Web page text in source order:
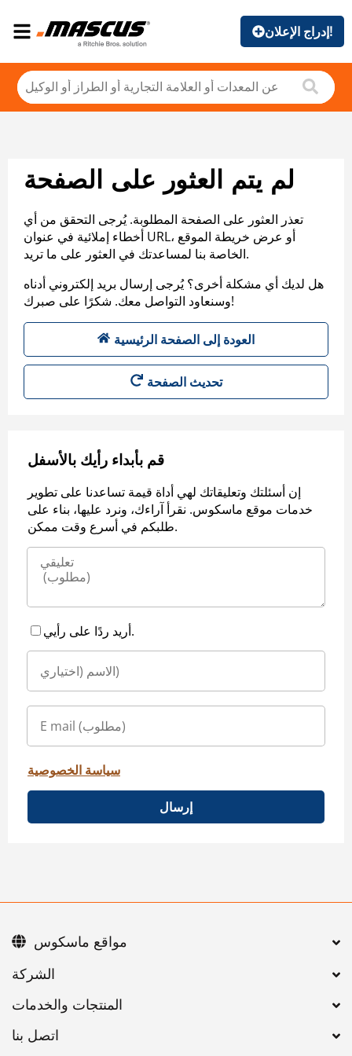
إدراج الإعلان!
لم يتم العثور على الصفحة
تعذر العثور على الصفحة المطلوبة. يُرجى التحقق من أي
أخطاء إملائية في عنوان URL، أو عرض خريطة الموقع
الخاصة بنا لمساعدتك في العثور على ما تريد.
هل لديك أي مشكلة أخرى؟ يُرجى إرسال بريد إلكتروني أدناه
وسنعاود التواصل معك. شكرًا على صبرك!
العودة إلى الصفحة الرئيسية
تحديث الصفحة
قم بأبداء رأيك بالأسفل
إن أسئلتك وتعليقاتك لهي أداة قيمة تساعدنا على تطوير
خدمات موقع ماسكوس. نقرأ آراءك، ونرد عليها، بناء على
طلبكم في أسرع وقت ممكن.
أريد ردًا على رأيي.
سياسة الخصوصية
إرسال
اتصل بنا
مواقع ماسكوس